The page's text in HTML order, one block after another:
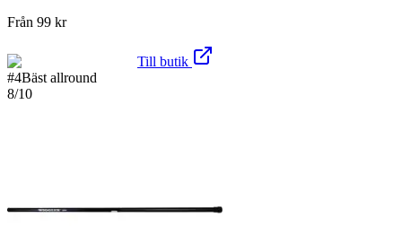
Från 99 kr
Till butik
#4Bäst allround
8/10